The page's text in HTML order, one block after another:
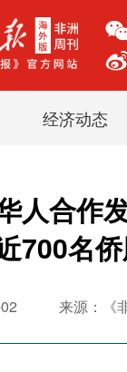
经济动态
人合作
700名
来源：《